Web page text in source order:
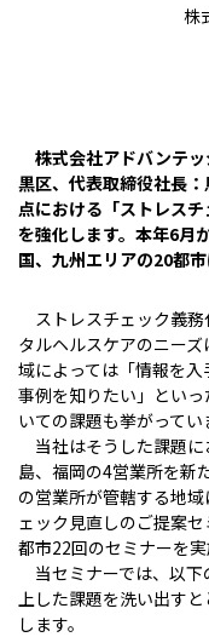
株
株式会社アドバンテ
黒区、代表取締役社長
点における「ストレス
を強化します。本年6月
国、九州エリアの20都
ストレスチェック義務
タルヘルスケアのニー
域によっては「情報を
事例を知りたい」とい
いての課題も挙がってい
当社はそうした課題に
島、福岡の4営業所を新
の営業所が管轄する地
ェック見直しのご提案
都市22回のセミナーを
当セミナーでは、以下
上した課題を洗い出す
します。